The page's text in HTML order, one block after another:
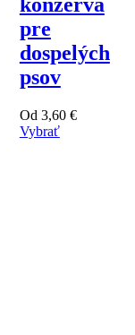
pre
dospelých
psov
Od 3,60 €
Vybrať